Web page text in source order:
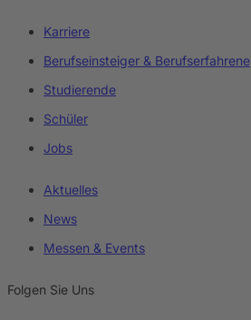
Karriere
Berufseinsteiger & Berufserfahrene
Studierende
Schüler
Jobs
Aktuelles
News
Messen & Events
Folgen Sie Uns